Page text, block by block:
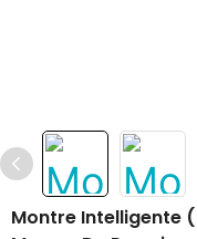
Montre Intelligente